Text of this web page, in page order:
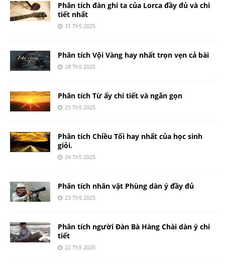
Phân tích đàn ghi ta của Lorca đầy đủ và chi
tiết nhất
31 Th5 2025
Phân tích Vội Vàng hay nhất trọn vẹn cả bài
28 Th5 2025
Phân tích Từ ấy chi tiết và ngắn gọn
25 Th5 2025
Phân tích Chiều Tối hay nhất của học sinh
giỏi.
24 Th5 2025
Phân tích nhân vật Phùng dàn ý đầy đủ
23 Th5 2025
Phân tích người Đàn Bà Hàng Chài dàn ý chi
tiết
22 Th5 2025